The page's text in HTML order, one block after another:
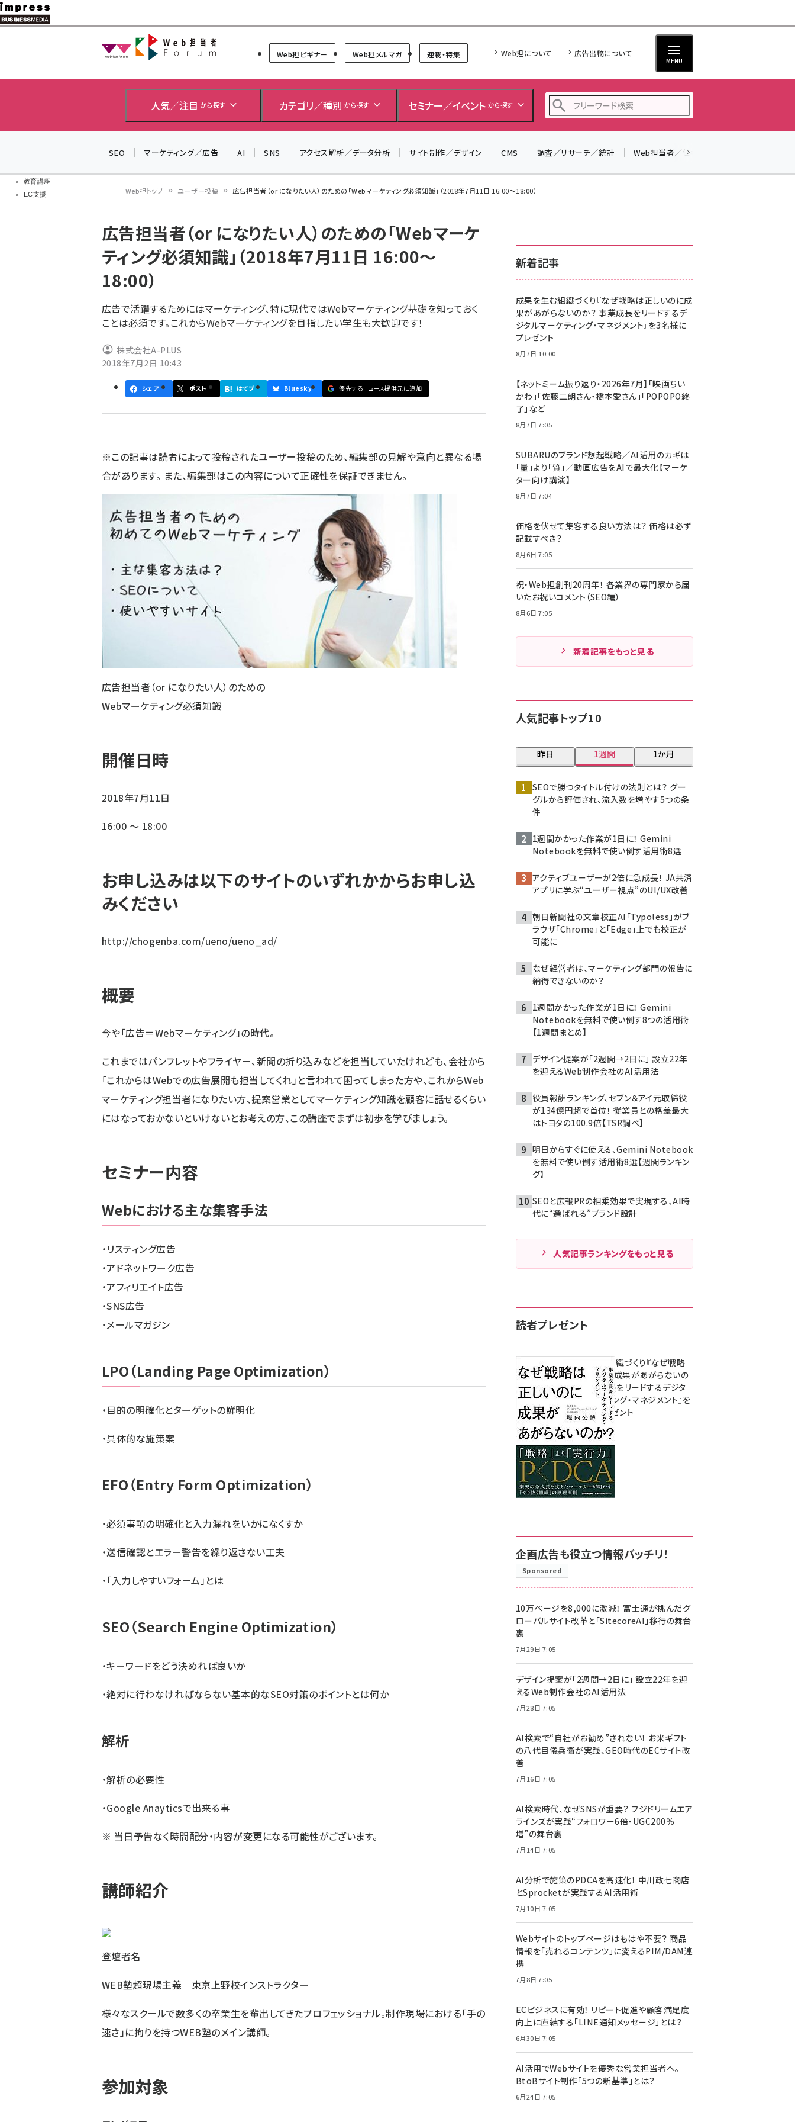
メ
イ
教育講座
EC支援
Web担当者Forum
Web担ビギナー Web担メルマガ 連載・特集 Web担について 広告出稿について
MENU
人気／注目 から探す カテゴリ／種別 から探す セミナー／イベント から探す
z世代 (1629)
meo (1281)
llmo (1167)
SEO マーケティング／広告 AI SNS アクセス解析／データ分析 サイト制作／デザイン CMS 調査／リサーチ／統計 Web担当者／仕事
ン
く
ず
Web担トップ ユーザー投稿 広告担当者（or になりたい人）のための「Webマーケティング必須知識」（2018年7月11日 16:00〜18:00）
広告担当者（or になりたい人）のための「Webマーケ
ティング必須知識」（2018年7月11日 16:00〜
18:00）
広告で活躍するためにはマーケティング、特に現代ではWebマーケティング基礎を知っておく
ことは必須です。これからWebマーケティングを目指したい学生も大歓迎です！
株式会社A-PLUS
2018年7月2日 10:43
シェア ポスト はてブ Bluesky 優先するニュース提供元に追加
※この記事は読者によって投稿されたユーザー投稿のため、編集部の見解や意向と異なる場
合があります。 また、編集部はこの内容について正確性を保証できません。
広告担当者（or になりたい人）のための
Webマーケティング必須知識
開催日時
2018年7月11日
16:00 〜 18:00
お申し込みは以下のサイトのいずれかからお申し込
みください
http://chogenba.com/ueno/ueno_ad/
概要
今や「広告＝Webマーケティング」の時代。
これまではパンフレットやフライヤー、新聞の折り込みなどを担当していたけれども、会社から
「これからはWebでの広告展開も担当してくれ」と言われて困ってしまった方や、これからWeb
マーケティング担当者になりたい方、提案営業としてマーケティング知識を顧客に話せるくらい
にはなっておかないといけないとお考えの方、この講座でまずは初歩を学びましょう。
セミナー内容
Webにおける主な集客手法
・リスティング広告
・アドネットワーク広告
・アフィリエイト広告
・SNS広告
・メールマガジン
LPO（Landing Page Optimization）
・目的の明確化とターゲットの鮮明化
・具体的な施策案
EFO（Entry Form Optimization）
・必須事項の明確化と入力漏れをいかになくすか
・送信確認とエラー警告を繰り返さない工夫
・「入力しやすいフォーム」とは
SEO（Search Engine Optimization）
・キーワードをどう決めれば良いか
・絶対に行わなければならない基本的なSEO対策のポイントとは何か
解析
・解析の必要性
・Google Anayticsで出来る事
※ 当日予告なく時間配分・内容が変更になる可能性がございます。
講師紹介
登壇者名
WEB塾超現場主義 東京上野校インストラクター
様々なスクールで数多くの卒業生を輩出してきたプロフェッショナル。制作現場における「手の
速さ」に拘りを持つWEB塾のメイン講師。
参加対象
新着記事
成果を生む組織づくり『なぜ戦略は正しいのに成
果があがらないのか？ 事業成長をリードするデ
ジタルマーケティング・マネジメント』を3名様に
プレゼント
8月7日 10:00
【ネットミーム振り返り・2026年7月】「映画ちい
かわ」「佐藤二朗さん・橋本愛さん」「POPOPO終
了」など
8月7日 7:05
SUBARUのブランド想起戦略／AI活用のカギは
「量」より「質」／動画広告をAIで最大化【マーケ
ター向け講演】
8月7日 7:04
価格を伏せて集客する良い方法は？ 価格は必ず
記載すべき？
8月6日 7:05
祝・Web担創刊20周年！ 各業界の専門家から届
いたお祝いコメント（SEO編）
8月6日 7:05
新着記事をもっと見る
人気記事トップ10
昨日 1週間 1か月
SEOで勝つタイトル付けの法則とは？ グー
グルから評価され、流入数を増やす5つの条
件
1週間かかった作業が1日に！ Gemini
Notebookを無料で使い倒す活用術8選
アクティブユーザーが2倍に急成長！ JA共済
アプリに学ぶ“ユーザー視点”のUI/UX改善
朝日新聞社の文章校正AI「Typoless」がブ
ラウザ「Chrome」と「Edge」上でも校正が
可能に
なぜ経営者は、マーケティング部門の報告に
納得できないのか？
1週間かかった作業が1日に！ Gemini
Notebookを無料で使い倒す8つの活用術
【1週間まとめ】
デザイン提案が「2週間→2日に」 設立22年
を迎えるWeb制作会社のAI活用法
役員報酬ランキング、セブン＆アイ元取締役
が134億円超で首位！ 従業員との格差最大
はトヨタの100.9倍【TSR調べ】
明日からすぐに使える、Gemini Notebook
を無料で使い倒す活用術8選【週間ランキン
グ】
SEOと広報PRの相乗効果で実現する、AI時
代に“選ばれる”ブランド設計
人気記事ランキングをもっと見る
読者プレゼント
成果を生む組織づくり『なぜ戦略
は正しいのに成果があがらないの
か？ 事業成長をリードするデジタ
ルマーケティング・マネジメント』を
3名様にプレゼント
8月7日 10:00
企画広告も役立つ情報バッチリ！
Sponsored
10万ページを8,000に激減！ 富士通が挑んだグ
ローバルサイト改革と「SitecoreAI」移行の舞台
裏
7月29日 7:05
デザイン提案が「2週間→2日に」 設立22年を迎
えるWeb制作会社のAI活用法
7月28日 7:05
AI検索で“自社がお勧め”されない！ お米ギフト
の八代目儀兵衛が実践、GEO時代のECサイト改
善
7月16日 7:05
AI検索時代、なぜSNSが重要？ フジドリームエア
ラインズが実践“フォロワー6倍・UGC200％
増”の舞台裏
7月14日 7:05
AI分析で施策のPDCAを高速化！ 中川政七商店
とSprocketが実践するAI活用術
7月10日 7:05
Webサイトのトップページはもはや不要？ 商品
情報を「売れるコンテンツ」に変えるPIM/DAM連
携
7月8日 7:05
ECビジネスに有効！ リピート促進や顧客満足度
向上に直結する「LINE通知メッセージ」とは？
6月30日 7:05
AI活用でWebサイトを優秀な営業担当者へ。
BtoBサイト制作「5つの新基準」とは？
6月24日 7:05
＼ 8月27日開催、申し込み受付中！ ／
生成AIをマーケティング等に活用するための考え方を学べ
るセミナーイベント「生成AI × マーケティング フォーラム
▼申し込みはこちらから▼